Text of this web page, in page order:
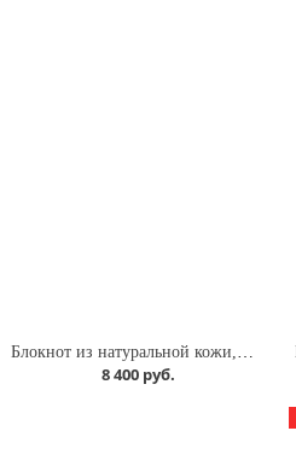
8 400 руб.